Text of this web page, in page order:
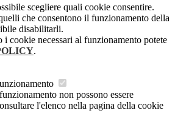
scegliere quali cookie consentire.
che consentono il funzionamento della
disabilitarli.
i cookie necessari al funzionamento potete
.
non possono essere
l'elenco nella pagina della cookie